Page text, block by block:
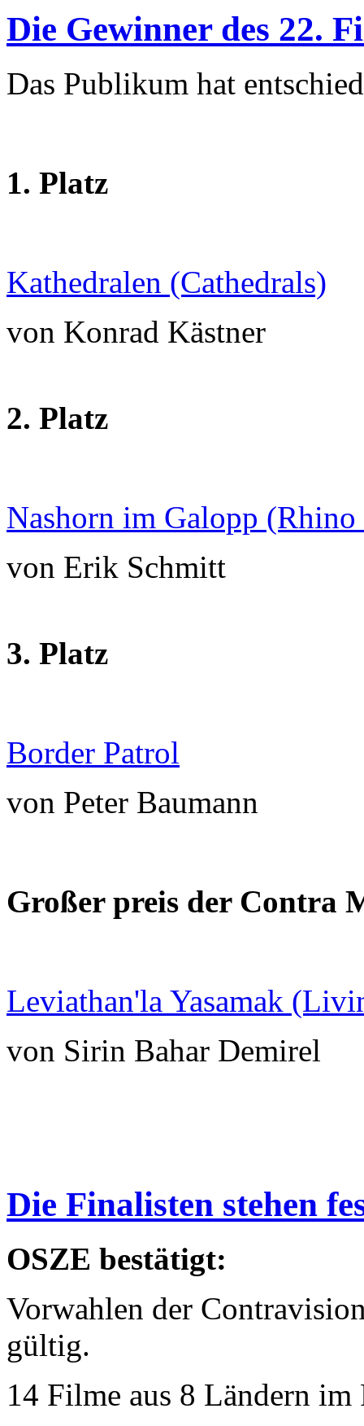
Die Gewinner des 22.
Das Publikum hat
1. Platz
Kathedralen (Cathedrals)
von Konrad Kästner
2. Platz
Nashorn im Galopp
von Erik Schmitt
3. Platz
Border Patrol
von Peter Baumann
Großer preis der Contra
Leviathan'la Yasamak
von Sirin Bahar Demirel
Die Finalisten stehen
OSZE bestätigt:
Vorwahlen der
gültig.
14 Filme aus 8 Ländern